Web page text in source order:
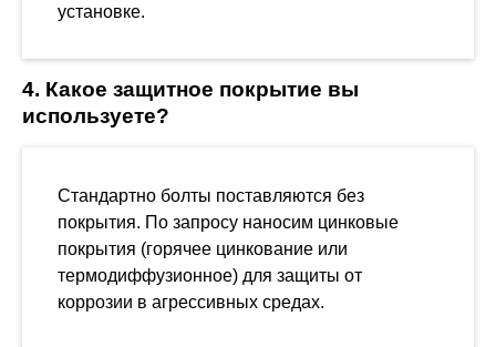
установке.
4. Какое защитное покрытие вы
используете?
Стандартно болты поставляются без
покрытия. По запросу наносим цинковые
покрытия (горячее цинкование или
термодиффузионное) для защиты от
коррозии в агрессивных средах.